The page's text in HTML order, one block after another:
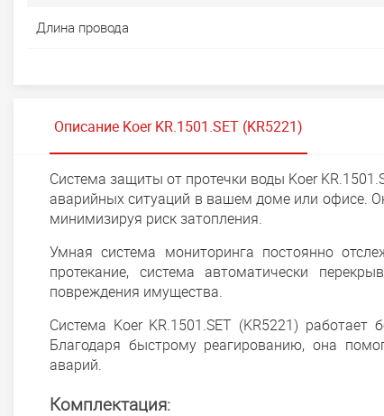
Длина провода
Описание Koer KR.1501.SET (KR5221)
Система защиты от протечки воды Koer
аварийных ситуаций в вашем доме или офисе.
минимизируя риск затопления.
Умная система мониторинга постоянно
протекание, система автоматически
повреждения имущества.
Система Koer KR.1501.SET (KR5221)
Благодаря быстрому реагированию, она
аварий.
Комплектация: